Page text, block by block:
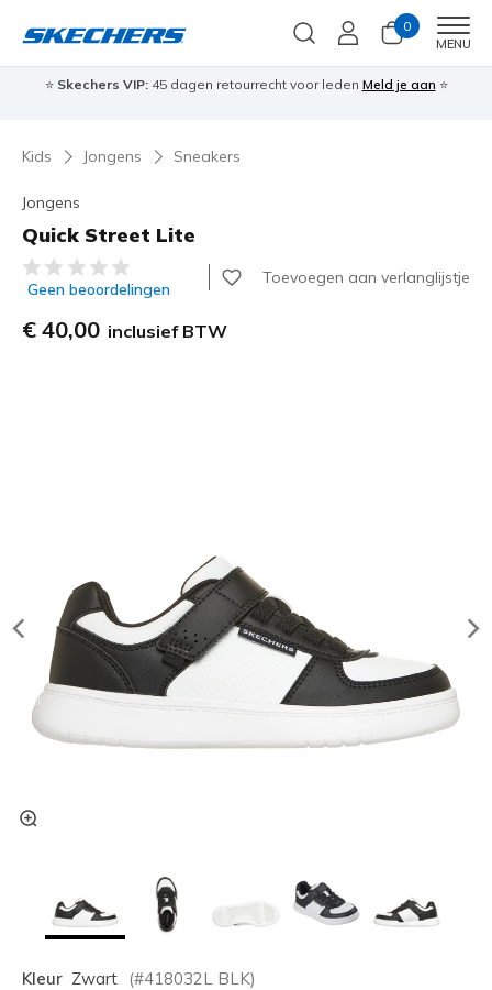
0
MENU
⭐ Skechers VIP:45 dagen retourrecht voor leden Meld je aan ⭐
Kids Jongens Sneakers
Jongens
Quick Street Lite
4,5 van de 5 klantbeoordelingen
Geen beoordelingen
Toevoegen aan verlanglijstje
€ 40,00 inclusief BTW
Kleur Zwart (#418032L BLK)